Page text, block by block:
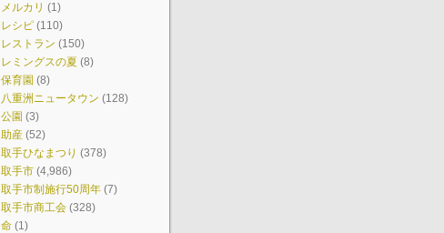
メルカリ (1)
レシピ (110)
レストラン (150)
レミングスの夏 (8)
保育園 (8)
八重洲ニュータウン (128)
公園 (3)
助産 (52)
取手ひなまつり (378)
取手市 (4,986)
取手市制施行50周年 (7)
取手市商工会 (328)
命 (1)